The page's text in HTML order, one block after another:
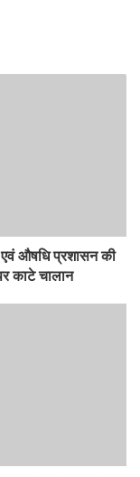
एवं औषधि प्रशासन की
काटे चालान